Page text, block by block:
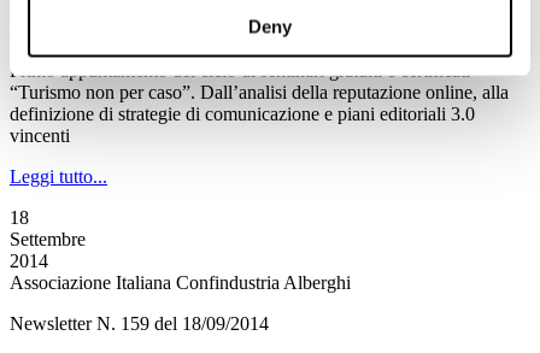
Deny
Presso la Sede di Unindustria in via A. Noale 206, Roma
Primo appuntamento del ciclo di seminari gratuiti e certificati
“Turismo non per caso”. Dall’analisi della reputazione online, alla
definizione di strategie di comunicazione e piani editoriali 3.0
vincenti
Leggi tutto...
18
Settembre
2014
Associazione Italiana Confindustria Alberghi
Newsletter N. 159 del 18/09/2014